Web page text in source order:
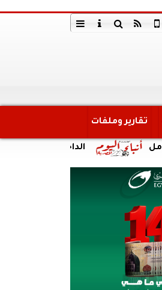
تقارير وملفات
الداخلية: ضبط أحد الأشخاص